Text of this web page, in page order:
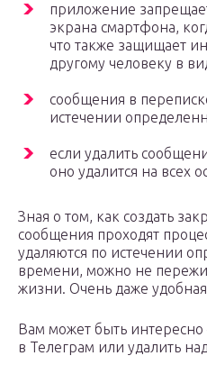
приложение
экрана смартфона,
что также защищает
другому человеку в
сообщения в
истечении
если удалить
оно удалится на всех
Зная о том, как создать
сообщения проходят
удаляются по истечении
времени, можно не
жизни. Очень даже
Вам может быть
в Телеграм или удалить